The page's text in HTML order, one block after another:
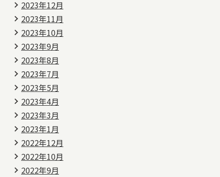
2023年12月
2023年11月
2023年10月
2023年9月
2023年8月
2023年7月
2023年5月
2023年4月
2023年3月
2023年1月
2022年12月
2022年10月
2022年9月